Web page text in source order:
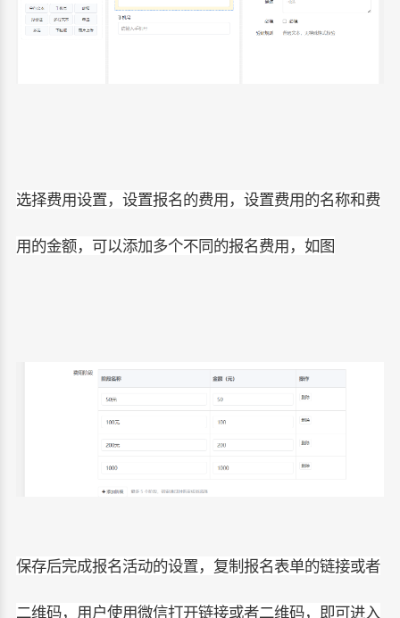
选择费用设置，设置报名的费用，设置费用的名称和费
用的金额，可以添加多个不同的报名费用，如图
保存后完成报名活动的设置，复制报名表单的链接或者
二维码，用户使用微信打开链接或者二维码，即可进入